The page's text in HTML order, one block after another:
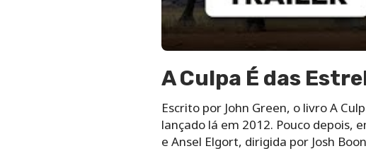
A Culpa É das
Escrito por John Green, o livro A
lançado lá em 2012. Pouco depois,
e Ansel Elgort, dirigida por Josh